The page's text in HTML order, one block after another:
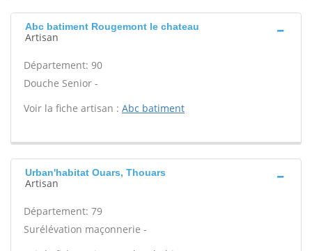
Abc batiment Rougemont le chateau
Artisan
Département: 90
Douche Senior -
Voir la fiche artisan : Abc batiment
Urban'habitat Ouars, Thouars
Artisan
Département: 79
Surélévation maçonnerie -